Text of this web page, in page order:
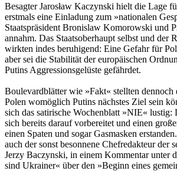
Besagter Jarosław Kaczynski hielt die Lage
erstmals eine Einladung zum »nationalen
Staatspräsident Bronislaw Komorowski und
annahm. Das Staatsoberhaupt selbst und der
wirkten indes beruhigend: Eine Gefahr für
aber sei die Stabilität der europäischen
Putins Aggressionsgelüste gefährdet.
Boulevardblätter wie »Fakt« stellten dennoch
Polen womöglich Putins nächstes Ziel sein
sich das satirische Wochenblatt »NIE« lustig:
sich bereits darauf vorbereitet und einen
einen Spaten und sogar Gasmasken
auch der sonst besonnene Chefredakteur der
Jerzy Baczynski, in einem Kommentar unter
sind Ukrainer« über den »Beginn eines